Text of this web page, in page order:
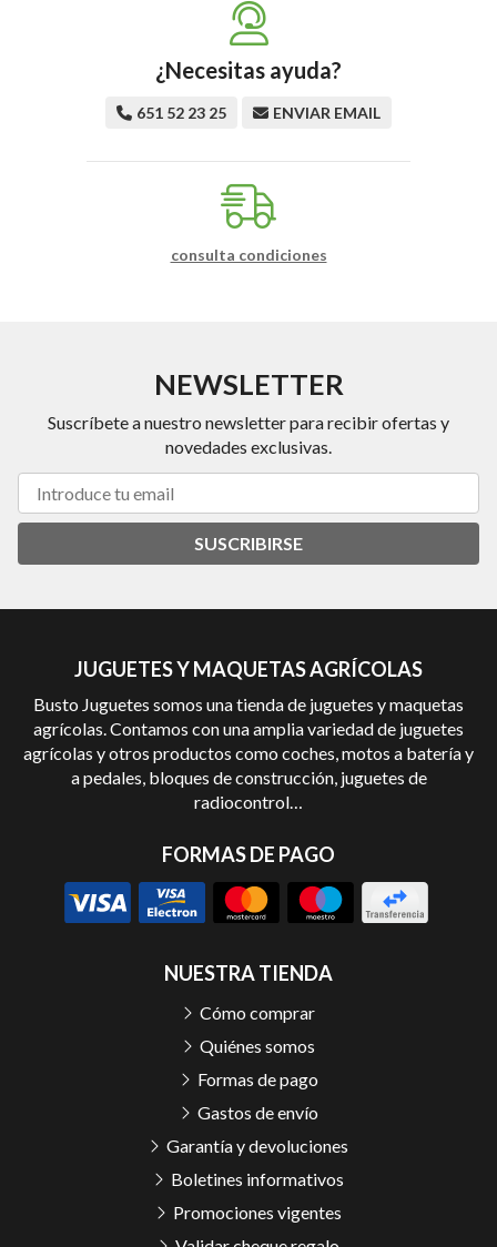
¿Necesitas ayuda?
651 52 23 25 ENVIAR EMAIL
consulta condiciones
NEWSLETTER
Suscríbete a nuestro newsletter para recibir ofertas y
novedades exclusivas.
SUSCRIBIRSE
JUGUETES Y MAQUETAS AGRÍCOLAS
Busto Juguetes somos una tienda de juguetes y maquetas
agrícolas. Contamos con una amplia variedad de juguetes
agrícolas y otros productos como coches, motos a batería y
a pedales, bloques de construcción, juguetes de
radiocontrol…
FORMAS DE PAGO
NUESTRA TIENDA
Cómo comprar
Quiénes somos
Formas de pago
Gastos de envío
Garantía y devoluciones
Boletines informativos
Promociones vigentes